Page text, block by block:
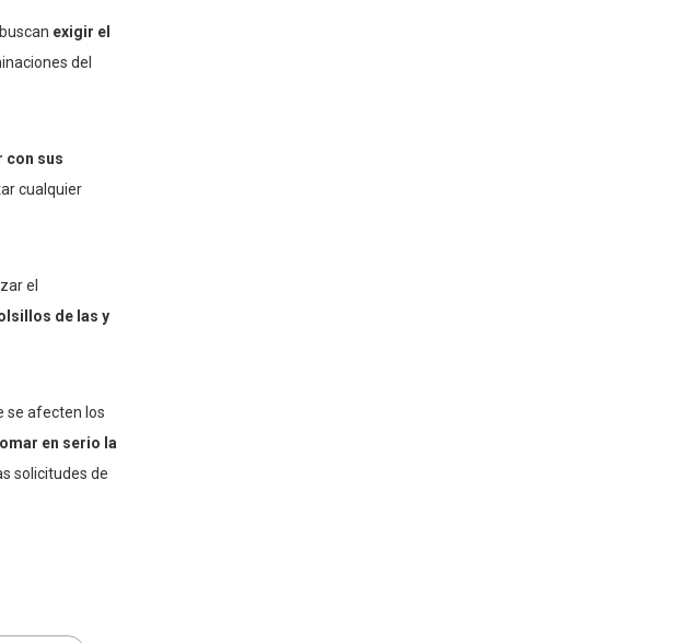
exigir el
del
con sus
cualquier
el
de las y
se afecten los
en serio la
solicitudes de